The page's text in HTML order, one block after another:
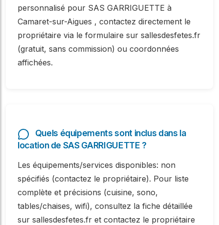
personnalisé pour SAS GARRIGUETTE à
Camaret-sur-Aigues , contactez directement le
propriétaire via le formulaire sur sallesdesfetes.fr
(gratuit, sans commission) ou coordonnées
affichées.
Quels équipements sont inclus dans la
location de SAS GARRIGUETTE ?
Les équipements/services disponibles: non
spécifiés (contactez le propriétaire). Pour liste
complète et précisions (cuisine, sono,
tables/chaises, wifi), consultez la fiche détaillée
sur sallesdesfetes.fr et contactez le propriétaire